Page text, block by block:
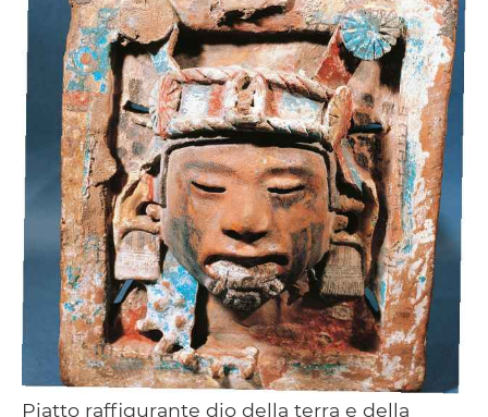
Piatto raffigurante dio della terra e della